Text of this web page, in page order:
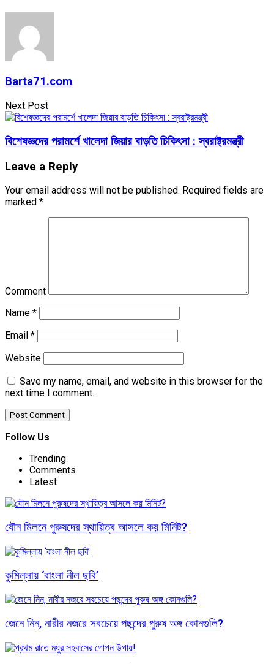
Barta71.com
Next Post
বিশেষজ্ঞদের পরামর্শে খালেদা জিয়ার বাড়তি চিকিৎসা : স্বরাষ্ট্রমন্ত্রী
Leave a Reply
Your email address will not be published. Required fields are
marked *
Comment
Name *
Email *
Website
Save my name, email, and website in this browser for the
next time I comment.
Follow Us
Trending
Comments
Latest
যৌন মিলনে পুরুষদের স্থায়িত্ব আসলে কয় মিনিট?
কুমিল্লায় ‘বাংলা নীল ছবি’
জেনে নিন, নারীর নজরে সবচেয়ে পছন্দের পুরুষ অঙ্গ কোনগুলি?